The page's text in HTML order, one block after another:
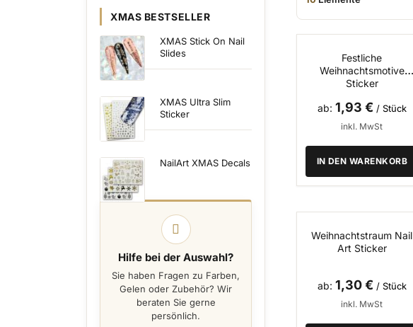
Festliche
Weihnachtsmotive
Sticker
ab 1,93 € / Stück
inkl. MwSt
IN DEN WARENKORB
Weihnachtstraum Nail
Art Sticker
ab 1,30 € / Stück
inkl. MwSt
XMAS BESTSELLER
XMAS Stick On Nail
Slides
XMAS Ultra Slim
Sticker
NailArt XMAS Decals
Hilfe bei der Auswahl?
Sie haben Fragen zu Farben,
Gelen oder Zubehör? Wir
beraten Sie gerne
persönlich.